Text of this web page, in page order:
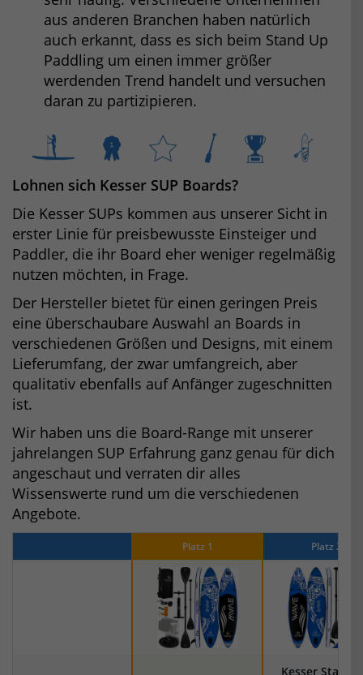
aus anderen Branchen haben natürlich
auch erkannt, dass es sich beim Stand Up
Paddling um einen immer größer
werdenden Trend handelt und versuchen
daran zu partizipieren.
Lohnen sich Kesser SUP Boards?
Die Kesser SUPs kommen aus unserer Sicht in
erster Linie für preisbewusste Einsteiger und
Paddler, die ihr Board eher weniger regelmäßig
nutzen möchten, in Frage.
Der Hersteller bietet für einen geringen Preis
eine überschaubare Auswahl an Boards in
verschiedenen Größen und Designs, mit einem
Lieferumfang, der zwar umfangreich, aber
qualitativ ebenfalls auf Anfänger zugeschnitten
ist.
Wir haben uns die Board-Range mit unserer
jahrelangen SUP Erfahrung ganz genau für dich
angeschaut und verraten dir alles
Wissenswerte rund um die verschiedenen
Angebote.
Platz 1 Platz 2
Kesser Stand